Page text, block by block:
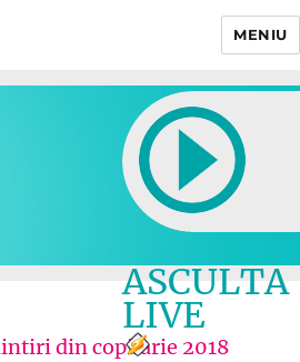
MENIU
ASCULTA
LIVE
din copilarie 2018